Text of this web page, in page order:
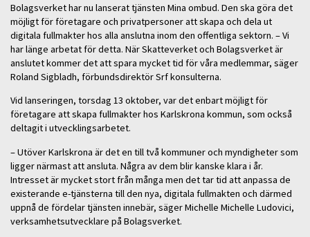
Bolagsverket har nu lanserat tjänsten Mina ombud. Den ska göra det
möjligt för företagare och privatpersoner att skapa och dela ut
digitala fullmakter hos alla anslutna inom den offentliga sektorn. – Vi
har länge arbetat för detta. När Skatteverket och Bolagsverket är
anslutet kommer det att spara mycket tid för våra medlemmar, säger
Roland Sigbladh, förbundsdirektör Srf konsulterna.
Vid lanseringen, torsdag 13 oktober, var det enbart möjligt för
företagare att skapa fullmakter hos Karlskrona kommun, som också
deltagit i utvecklingsarbetet.
– Utöver Karlskrona är det en till två kommuner och myndigheter som
ligger närmast att ansluta. Några av dem blir kanske klara i år.
Intresset är mycket stort från många men det tar tid att anpassa de
existerande e-tjänsterna till den nya, digitala fullmakten och därmed
uppnå de fördelar tjänsten innebär, säger Michelle Michelle Ludovici,
verksamhetsutvecklare på Bolagsverket.